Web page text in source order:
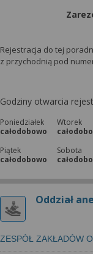
Rejestracja do tej
z przychodnią pod
Godziny otwarcia
Poniedziałek
całodobowo
Wtorek
Piątek
całodobowo
Sobota
Oddział
ZESPÓŁ ZAKŁADÓW